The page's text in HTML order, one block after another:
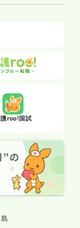
roo!国試